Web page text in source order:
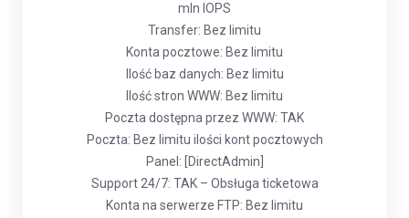
mln IOPS
Transfer: Bez limitu
Konta pocztowe: Bez limitu
Ilość baz danych: Bez limitu
Ilość stron WWW: Bez limitu
Poczta dostępna przez WWW: TAK
Poczta: Bez limitu ilości kont pocztowych
Panel: [DirectAdmin]
Support 24/7: TAK – Obsługa ticketowa
Konta na serwerze FTP: Bez limitu